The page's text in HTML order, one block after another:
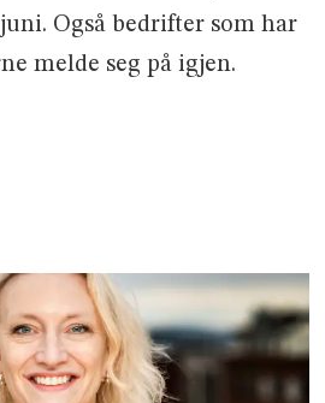
Også bedrifter som har
melde seg på igjen.